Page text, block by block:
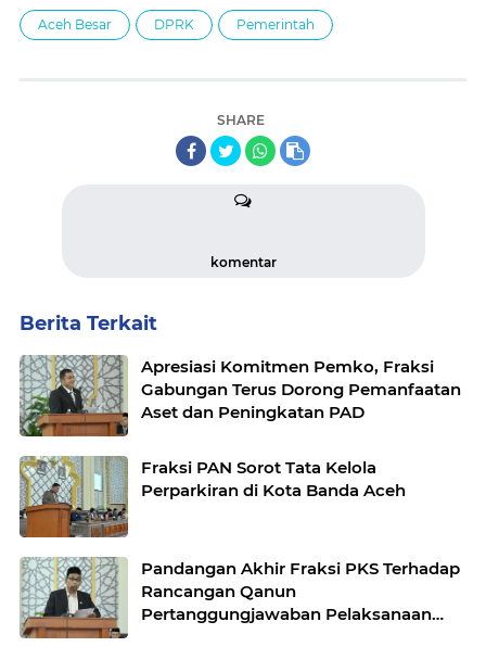
Aceh Besar DPRK Pemerintah
SHARE
komentar
Berita Terkait
Apresiasi Komitmen Pemko, Fraksi
Gabungan Terus Dorong Pemanfaatan
Aset dan Peningkatan PAD
Fraksi PAN Sorot Tata Kelola
Perparkiran di Kota Banda Aceh
Pandangan Akhir Fraksi PKS Terhadap
Rancangan Qanun
Pertanggungjawaban Pelaksanaan